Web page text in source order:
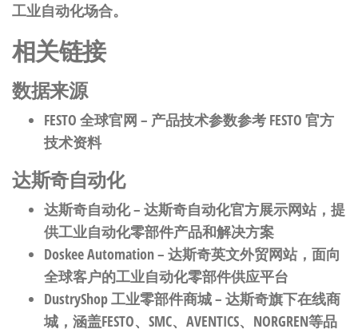
工业自动化场合。
相关链接
数据来源
FESTO 全球官网 – 产品技术参数参考 FESTO 官方
技术资料
达斯奇自动化
达斯奇自动化– 达斯奇自动化官方展示网站，提
供工业自动化零部件产品和解决方案
Doskee Automation– 达斯奇英文外贸网站，面向
全球客户的工业自动化零部件供应平台
DustryShop 工业零部件商城– 达斯奇旗下在线商
城，涵盖FESTO、SMC、AVENTICS、NORGREN等品